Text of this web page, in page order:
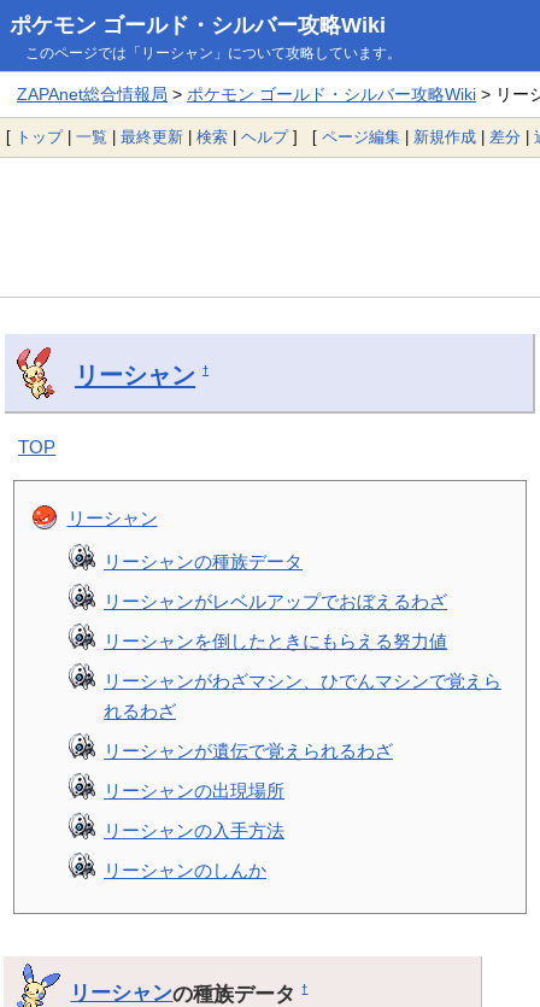
ポケモン ゴールド・シルバー攻略Wiki
このページでは「リーシャン」について攻略しています。
ZAPAnet総合情報局 > ポケモン ゴールド・シルバー攻略Wiki> リー
[ トップ| 一覧 | 最終更新 | 検索 | ヘルプ] [ ページ編集 | 新規作成 | 差分 |
リーシャン †
TOP
リーシャン
リーシャンの種族データ
リーシャンがレベルアップでおぼえるわざ
リーシャンを倒したときにもらえる努力値
リーシャンがわざマシン、ひでんマシンで覚えら
れるわざ
リーシャンが遺伝で覚えられるわざ
リーシャンの出現場所
リーシャンの入手方法
リーシャンのしんか
リーシャンの種族データ†